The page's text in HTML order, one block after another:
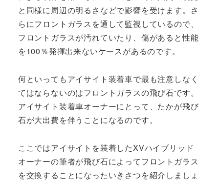
と同様に周辺の明るさなどで影響を受けます。さ
らにフロントガラスを通して監視しているので、
フロントガラスが汚れていたり、傷があると性能
を100％発揮出来ないケースがあるのです。
何といってもアイサイト装着車で最も注意しなく
てはならないのはフロントガラスの飛び石です。
アイサイト装着車オーナーにとって、たかが飛び
石が大出費を伴うことになるのです。
ここではアイサイトを装着したXVハイブリッド
オーナーの筆者が飛び石によってフロントガラス
を交換することになったいきさつを紹介しましょ